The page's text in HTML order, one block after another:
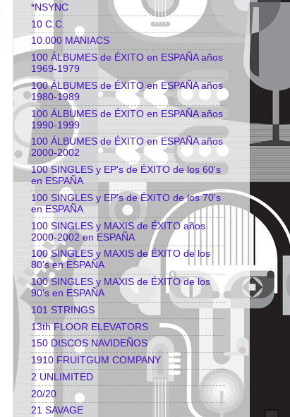
*NSYNC
10 C.C.
10.000 MANIACS
100 ÁLBUMES de ÉXITO en ESPAÑA años
1969-1979
100 ÁLBUMES de ÉXITO en ESPAÑA años
1980-1989
100 ÁLBUMES de ÉXITO en ESPAÑA años
1990-1999
100 ÁLBUMES de ÉXITO en ESPAÑA años
2000-2002
100 SINGLES y EP's de ÉXITO de los 60's
en ESPAÑA
100 SINGLES y EP's de ÉXITO de los 70's
en ESPAÑA
100 SINGLES y MAXIS de ÉXITO años
2000-2002 en ESPAÑA
100 SINGLES y MAXIS de ÉXITO de los
80's en ESPAÑA
100 SINGLES y MAXIS de ÉXITO de los
90's en ESPAÑA
101 STRINGS
13th FLOOR ELEVATORS
150 DISCOS NAVIDEÑOS
1910 FRUITGUM COMPANY
2 UNLIMITED
20/20
21 SAVAGE